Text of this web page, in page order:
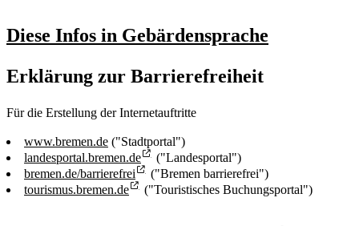
Diese Infos in Gebärdensprache
Erklärung zur Barrierefreiheit
Für die Erstellung der Internetauftritte
www.bremen.de ("Stadtportal")
landesportal.bremen.de
("Landesportal")
bremen.de/barrierefrei
("Bremen barrierefrei")
tourismus.bremen.de
("Touristisches Buchungsportal")